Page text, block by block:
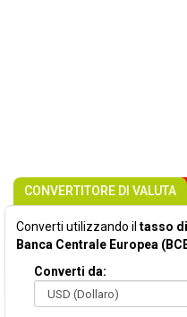
CONVERTITORE DI VALUTA
Converti utilizzando il tasso
Banca Centrale Europea
Converti da: